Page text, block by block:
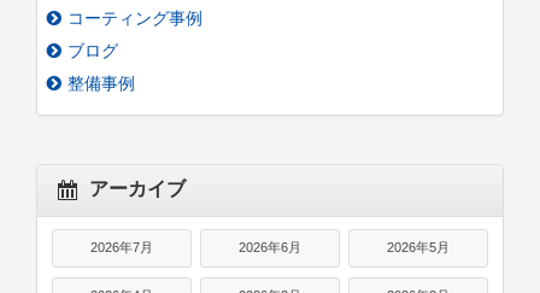
コーティング事例
ブログ
整備事例
アーカイブ
2026年7月 2026年6月 2026年5月